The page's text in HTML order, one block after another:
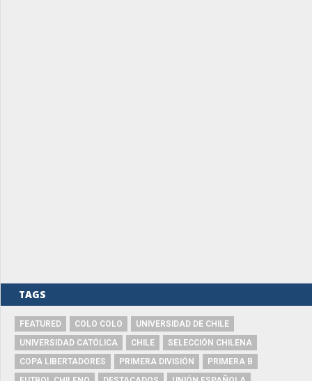
TAGS
FEATURED COLO COLO
UNIVERSIDAD DE CHILE
UNIVERSIDAD CATÓLICA
CHILE
SELECCIÓN CHILENA
COPA LIBERTADORES
PRIMERA DIVISIÓN
PRIMERA B